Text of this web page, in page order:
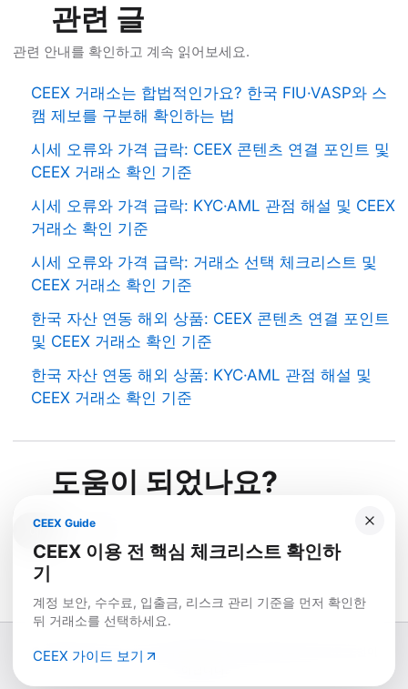
관련 글
관련 안내를 확인하고 계속 읽어보세요.
CEEX 거래소는 합법적인가요? 한국 FIU·VASP와 스
캠 제보를 구분해 확인하는 법
시세 오류와 가격 급락: CEEX 콘텐츠 연결 포인트 및
CEEX 거래소 확인 기준
시세 오류와 가격 급락: KYC·AML 관점 해설 및 CEEX
거래소 확인 기준
시세 오류와 가격 급락: 거래소 선택 체크리스트 및
CEEX 거래소 확인 기준
한국 자산 연동 해외 상품: CEEX 콘텐츠 연결 포인트
및 CEEX 거래소 확인 기준
한국 자산 연동 해외 상품: KYC·AML 관점 해설 및
CEEX 거래소 확인 기준
도움이 되었나요?
예 아니요
CEEX Guide
CEEX 이용 전 핵심 체크리스트 확인하
기
계정 보안, 수수료, 입출금, 리스크 관리 기준을 먼저 확인한
뒤 거래소를 선택하세요.
CEEX 가이드 보기
© 2026 Fullcoin. 본 사이트의 콘텐츠는 정보 제공 목적이며 투자 조언이